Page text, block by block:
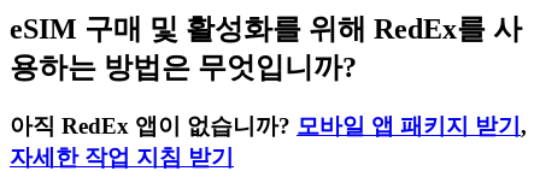
eSIM 구매 및 활성화를 위해 RedEx를 사
용하는 방법은 무엇입니까?
아직 RedEx 앱이 없습니까? 모바일 앱 패키지 받기 ,
자세한 작업 지침 받기